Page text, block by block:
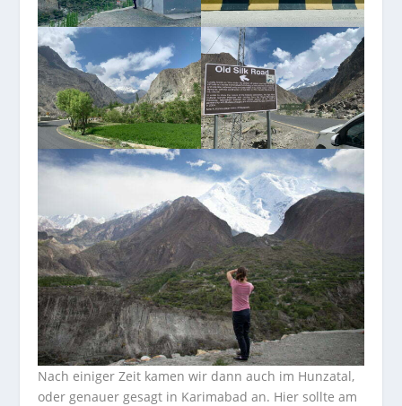
Nach einiger Zeit kamen wir dann auch im Hunzatal,
oder genauer gesagt in Karimabad an. Hier sollte am